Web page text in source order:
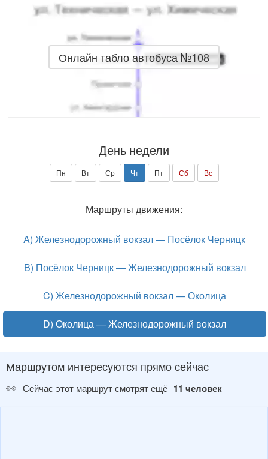
Онлайн табло автобуса №108
День недели
Пн Вт Ср Чт Пт Сб Вс
Маршруты движения:
A) Железнодорожный вокзал — Посёлок Черницк
B) Посёлок Черницк — Железнодорожный вокзал
C) Железнодорожный вокзал — Околица
D) Околица — Железнодорожный вокзал
Маршрутом интересуются прямо сейчас
👀 Сейчас этот маршрут смотрят ещё 11 человек